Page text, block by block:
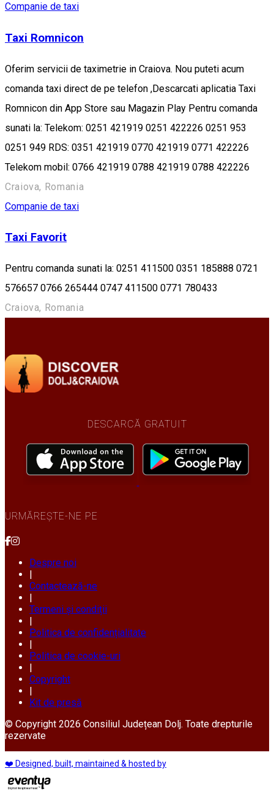
Companie de taxi
Taxi Romnicon
Oferim servicii de taximetrie in Craiova. Nou puteti acum
comanda taxi direct de pe telefon ,Descarcati aplicatia Taxi
Romnicon din App Store sau Magazin Play Pentru comanda
sunati la: Telekom: 0251 421919 0251 422226 0251 953
0251 949 RDS: 0351 421919 0770 421919 0771 422226
Telekom mobil: 0766 421919 0788 421919 0788 422226
Craiova, Romania
Companie de taxi
Taxi Favorit
Pentru comanda sunati la: 0251 411500 0351 185888 0721
576657 0766 265444 0747 411500 0771 780433
Craiova, Romania
DESCARCĂ GRATUIT
URMĂREȘTE-NE PE
Despre noi
|
Contactează-ne
|
Termeni și condiții
|
Politica de confidențialitate
|
Politica de cookie-uri
|
Copyright
|
Kit de presă
© Copyright 2026 Consiliul Județean Dolj. Toate drepturile
rezervate
❤️ Designed, built, maintained & hosted by